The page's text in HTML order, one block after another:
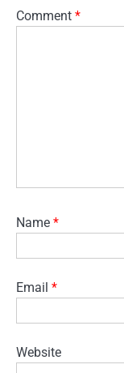
Comment *
Name *
Email *
Website